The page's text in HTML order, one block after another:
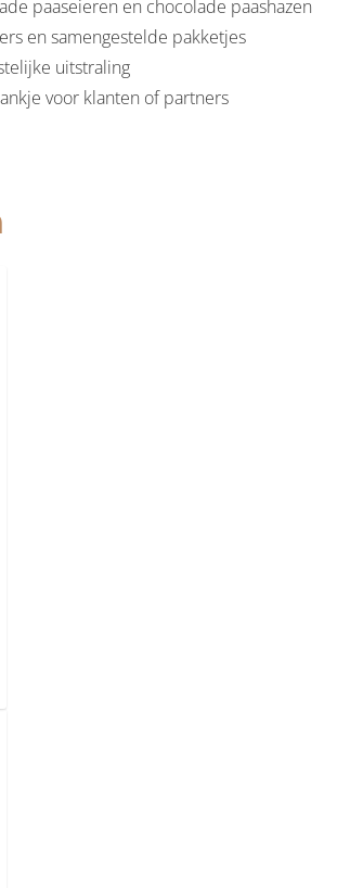
paaseieren en chocolade paashazen
en samengestelde pakketjes
uitstraling
voor klanten of partners